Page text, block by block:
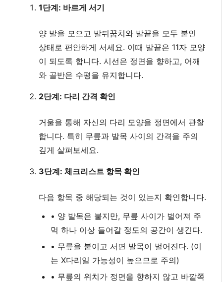
1단계: 바르게 서기
양 발을 모으고 발뒤꿈치와 발끝을 모두 붙인
상태로 편안하게 서세요. 이때 발끝은 11자 모양
이 되도록 합니다. 시선은 정면을 향하고, 어깨
와 골반은 수평을 유지합니다.
2단계: 다리 간격 확인
거울을 통해 자신의 다리 모양을 정면에서 관찰
합니다. 특히 무릎과 발목 사이의 간격을 주의
깊게 살펴보세요.
3단계: 체크리스트 항목 확인
다음 항목 중 해당되는 것이 있는지 확인합니다.
• 양 발목은 붙지만, 무릎 사이가 벌어져 주
먹 하나 이상 들어갈 정도의 공간이 생긴다.
• 무릎을 붙이고 서면 발목이 벌어진다. (이
는 X다리일 가능성이 높으므로 주의)
• 무릎의 위치가 정면을 향하지 않고 바깥쪽